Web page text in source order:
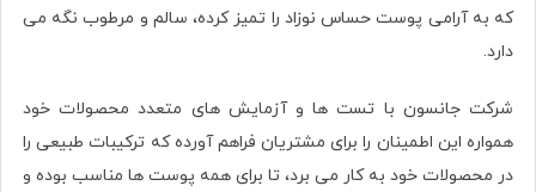
که به آرامی پوست حساس نوزاد را تمیز کرده، سالم و مرطوب نگه می
دارد.
شرکت جانسون با تست ها و آزمایش های متعدد محصولات خود
همواره این اطمینان را برای مشتریان فراهم آورده که ترکیبات طبیعی را
در محصولات خود به کار می برد، تا برای همه پوست ها مناسب بوده و